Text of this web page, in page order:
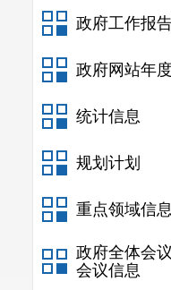
政府工作报
政府网站年
统计信息
规划计划
重点领域信
政府全体会
会议信息